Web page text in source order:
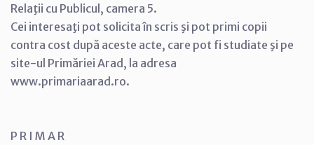
Relaţii cu Publicul, camera 5.
Cei interesaţi pot solicita în scris şi pot primi copii
contra cost după aceste acte, care pot fi studiate şi pe
site-ul Primăriei Arad, la adresa
www.primariaarad.ro.
P R I M A R